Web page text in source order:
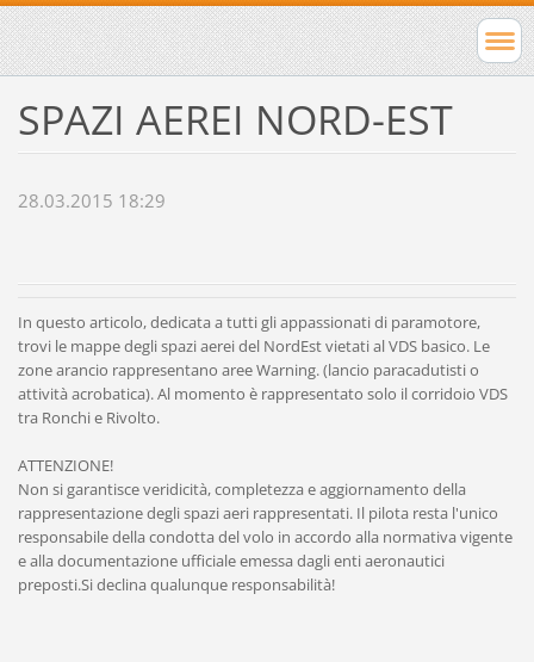
SPAZI AEREI NORD-EST
28.03.2015 18:29
In questo articolo, dedicata a tutti gli appassionati di paramotore,
trovi le mappe degli spazi aerei del NordEst vietati al VDS basico. Le
zone arancio rappresentano aree Warning. (lancio paracadutisti o
attività acrobatica). Al momento è rappresentato solo il corridoio VDS
tra Ronchi e Rivolto.
ATTENZIONE!
Non si garantisce veridicità, completezza e aggiornamento della
rappresentazione degli spazi aeri rappresentati. Il pilota resta l'unico
responsabile della condotta del volo in accordo alla normativa vigente
e alla documentazione ufficiale emessa dagli enti aeronautici
preposti.Si declina qualunque responsabilità!